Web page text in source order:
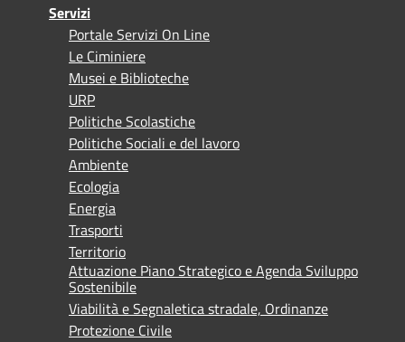
Servizi
Portale Servizi On Line
Le Ciminiere
Musei e Biblioteche
URP
Politiche Scolastiche
Politiche Sociali e del lavoro
Ambiente
Ecologia
Energia
Trasporti
Territorio
Attuazione Piano Strategico e Agenda Sviluppo
Sostenibile
Viabilità e Segnaletica stradale, Ordinanze
Protezione Civile